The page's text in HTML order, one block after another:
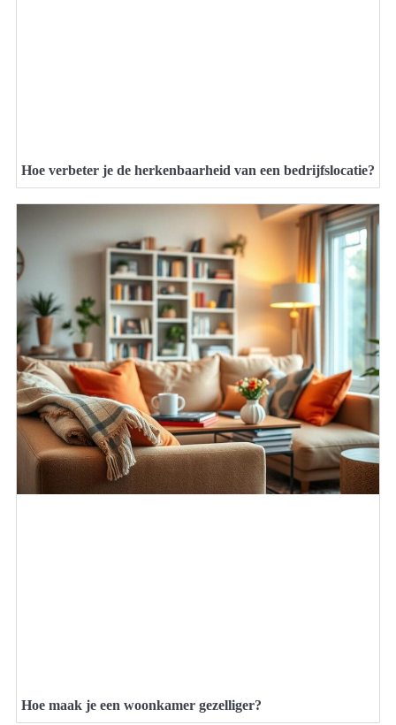
Hoe verbeter je de herkenbaarheid van een bedrijfslocatie?
Hoe maak je een woonkamer gezelliger?